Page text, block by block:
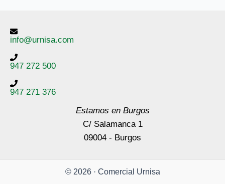
info@urnisa.com
947 272 500
947 271 376
Estamos en Burgos
C/ Salamanca 1
09004 - Burgos
© 2026 · Comercial Urnisa